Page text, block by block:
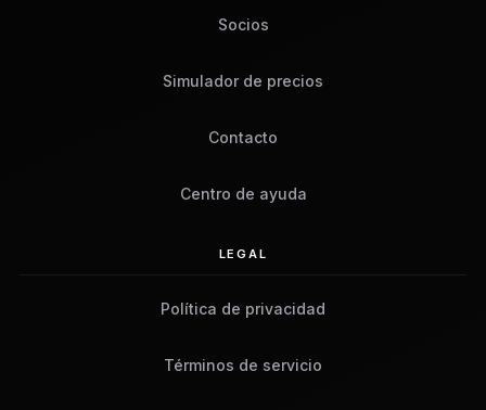
Socios
Simulador de precios
Contacto
Centro de ayuda
LEGAL
Política de privacidad
Términos de servicio